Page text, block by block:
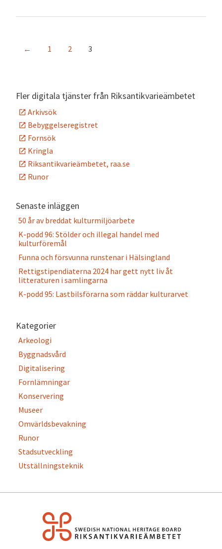
← 1 2 3
Fler digitala tjänster från Riksantikvarieämbetet
Arkivsök
Bebyggelseregistret
Fornsök
Kringla
Riksantikvarieämbetet, raa.se
Runor
Senaste inläggen
50 år av breddat kulturmiljöarbete
K-podd 96: Stölder och illegal handel med
kulturföremål
Funna och försvunna runstenar i Hälsingland
Rettigstipendiaterna 2024 har gett nytt liv åt
litteraturen i samlingarna
K-podd 95: Lastbilsförarna som räddar kulturarvet
Kategorier
Arkeologi
Byggnadsvård
Digitalisering
Fornlämningar
Konservering
Museer
Omvärldsbevakning
Runor
Stadsutveckling
Utställningsteknik